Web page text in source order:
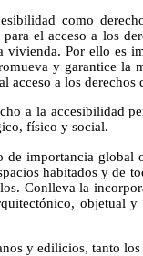
como
para el acceso a los
vivienda. Por ello es
y garantice la
acceso a los derechos
a la accesibilidad
físico y social.
de importancia global
habitados y de
Conlleva la
objetual
y edilicios, tanto